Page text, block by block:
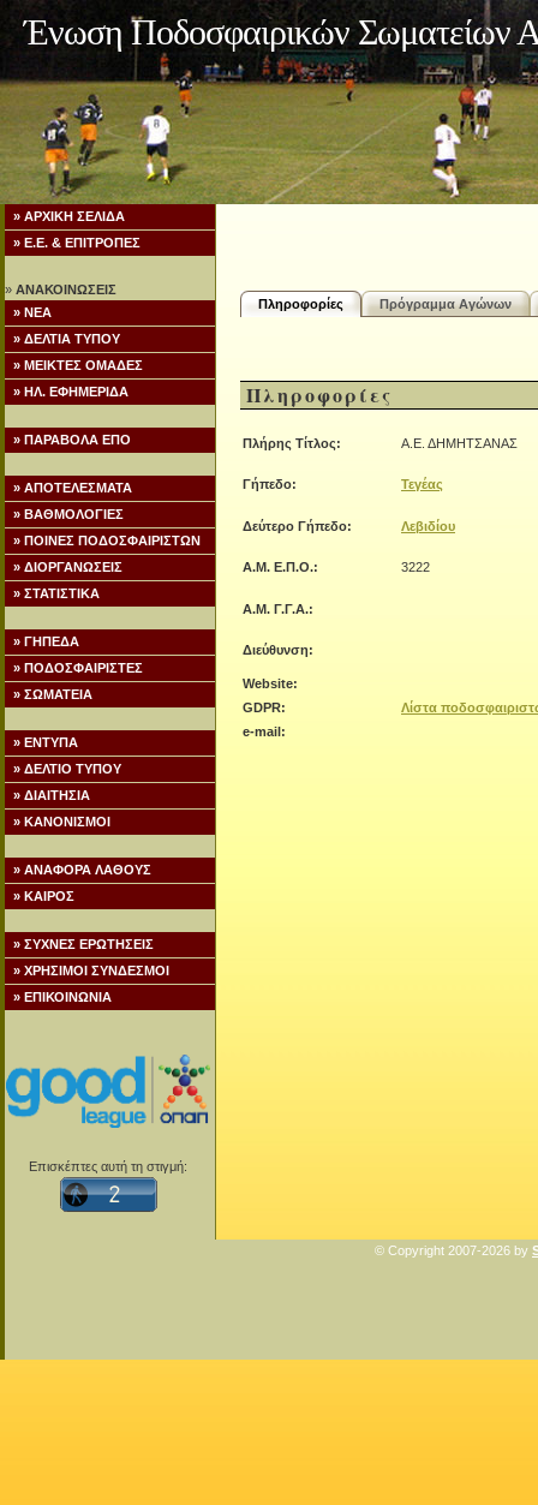
Ένωση Ποδοσφαιρικών Σωματείων
» ΑΡΧΙΚΗ ΣΕΛΙΔΑ
» Ε.Ε. & ΕΠΙΤΡΟΠΕΣ
» ΑΝΑΚΟΙΝΩΣΕΙΣ
» ΝΕΑ
» ΔΕΛΤΙΑ ΤΥΠΟΥ
» ΜΕΙΚΤΕΣ ΟΜΑΔΕΣ
» ΗΛ. ΕΦΗΜΕΡΙΔΑ
» ΠΑΡΑΒΟΛΑ ΕΠΟ
» ΑΠΟΤΕΛΕΣΜΑΤΑ
» ΒΑΘΜΟΛΟΓΙΕΣ
» ΠΟΙΝΕΣ ΠΟΔΟΣΦΑΙΡΙΣΤΩΝ
» ΔΙΟΡΓΑΝΩΣΕΙΣ
» ΣΤΑΤΙΣΤΙΚΑ
» ΓΗΠΕΔΑ
» ΠΟΔΟΣΦΑΙΡΙΣΤΕΣ
» ΣΩΜΑΤΕΙΑ
» ΕΝΤΥΠΑ
» ΔΕΛΤΙΟ ΤΥΠΟΥ
» ΔΙΑΙΤΗΣΙΑ
» ΚΑΝΟΝΙΣΜΟΙ
» ΑΝΑΦΟΡΑ ΛΑΘΟΥΣ
» ΚΑΙΡΟΣ
» ΣΥΧΝΕΣ ΕΡΩΤΗΣΕΙΣ
» ΧΡΗΣΙΜΟΙ ΣΥΝΔΕΣΜΟΙ
» ΕΠΙΚΟΙΝΩΝΙΑ
Επισκέπτες αυτή τη στιγμή:
Πληροφορίες Πρόγραμμα Αγώνων
Πληροφορίες
Πλήρης Τίτλος: Α.Ε. ΔΗΜΗΤΣΑΝΑΣ
Γήπεδο: Τεγέας
Δεύτερο Γήπεδο: Λεβιδίου
Α.Μ. Ε.Π.Ο.: 3222
Α.Μ. Γ.Γ.Α.:
Διεύθυνση:
Website:
GDPR:
Λίστα
e-mail:
© Copyright 2007-2026 by